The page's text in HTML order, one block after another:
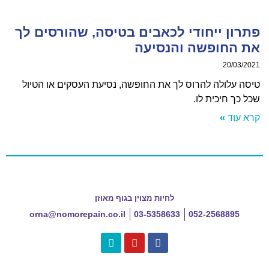
ייחודי לכאבים בטיסה, שהורסים לך
החופשה והנסיעה
20/03/
עלולה להרוס לך את החופשה, נסיעת העסקים או הטיול
כך חיכית לו.
עוד »
לחיות מצוין בגוף מאוזן
052-2568895
03-5358633
orna@nomorepain.co.il